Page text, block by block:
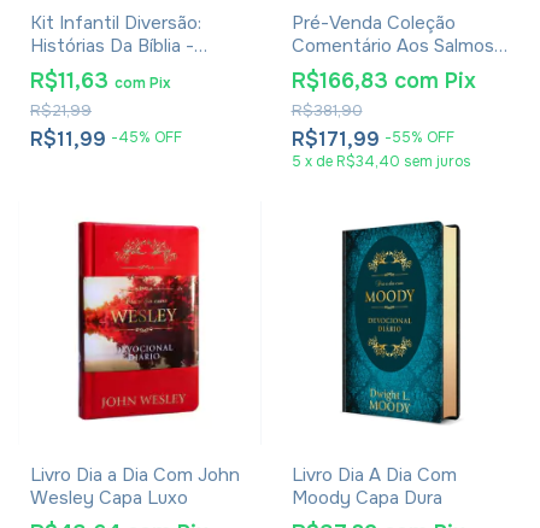
Kit Infantil Diversão:
Histórias Da Bíblia -
Raquel Almeida,
Jefferson Ferreira
R$11,99 -45% OFF
R$21,99
R$11,63 comPix
Pré-Venda Coleção
Comentário Aos Salmos -
Santo Agostinho
R$171,99 -55% OFF
R$381,90
R$166,83 com Pix
5 x de R$34,40 sem juros
Livro Dia a Dia Com John
Wesley Capa Luxo
Livro Dia A Dia Com
Moody Capa Dura